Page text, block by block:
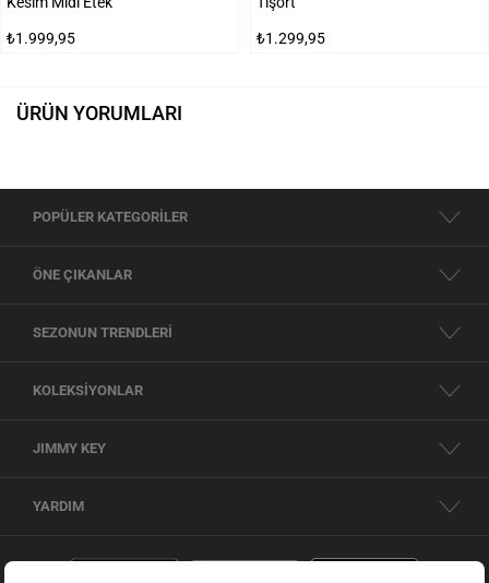
₺1.999,95 ₺1.299,95
ÜRÜN YORUMLARI
POPÜLER KATEGORİLER
ÖNE ÇIKANLAR
SEZONUN TRENDLERİ
KOLEKSİYONLAR
JIMMY KEY
YARDIM